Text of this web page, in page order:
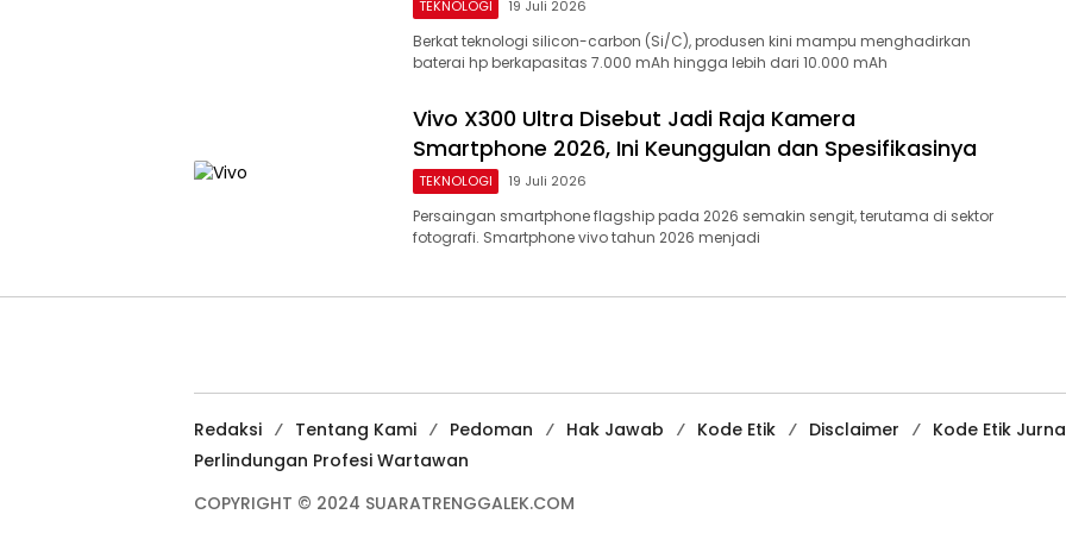
TEKNOLOGI 19 Juli 2026
Berkat teknologi silicon-carbon (Si/C), produsen kini mampu menghadirkan
baterai hp berkapasitas 7.000 mAh hingga lebih dari 10.000 mAh
Vivo X300 Ultra Disebut Jadi Raja Kamera
Smartphone 2026, Ini Keunggulan dan Spesifikasinya
TEKNOLOGI 19 Juli 2026
Persaingan smartphone flagship pada 2026 semakin sengit, terutama di sektor
fotografi. Smartphone vivo tahun 2026 menjadi
Redaksi Tentang Kami Pedoman Hak Jawab Kode Etik Disclaimer
Kode Etik
Perlindungan Profesi Wartawan
COPYRIGHT © 2024 SUARATRENGGALEK.COM